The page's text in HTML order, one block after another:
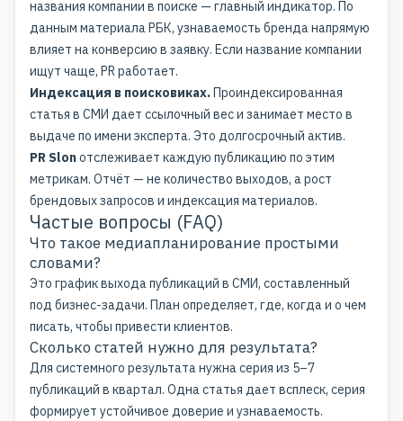
названия компании в поиске — главный индикатор. По
данным материала РБК, узнаваемость бренда напрямую
влияет на конверсию в заявку. Если название компании
ищут чаще, PR работает.
Индексация в поисковиках.Проиндексированная
статья в СМИ дает ссылочный вес и занимает место в
выдаче по имени эксперта. Это долгосрочный актив.
PR Slonотслеживает каждую публикацию по этим
метрикам. Отчёт — не количество выходов, а рост
брендовых запросов и индексация материалов.
Частые вопросы (FAQ)
Что такое медиапланирование простыми
словами?
Это график выхода публикаций в СМИ, составленный
под бизнес-задачи. План определяет, где, когда и о чем
писать, чтобы привести клиентов.
Сколько статей нужно для результата?
Для системного результата нужна серия из 5–7
публикаций в квартал. Одна статья дает всплеск, серия
формирует устойчивое доверие и узнаваемость.